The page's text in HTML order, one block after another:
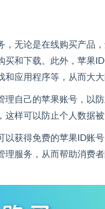
无论是在线购买产品
和下载。此外，苹果
应用程序等，从而大大
自己的苹果账号，以
样可以防止个人数据被
获得免费的苹果ID账
服务，从而帮助消费